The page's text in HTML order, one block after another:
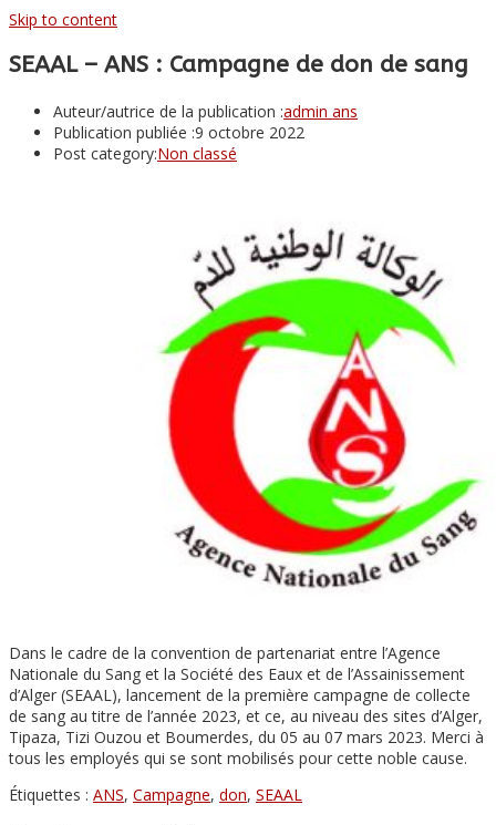
Skip to content
SEAAL – ANS : Campagne de don de sang
Auteur/autrice de la publication :admin ans
Publication publiée :9 octobre 2022
Post category:Non classé
Dans le cadre de la convention de partenariat entre l’Agence
Nationale du Sang et la Société des Eaux et de l’Assainissement
d’Alger (SEAAL), lancement de la première campagne de collecte
de sang au titre de l’année 2023, et ce, au niveau des sites d’Alger,
Tipaza, Tizi Ouzou et Boumerdes, du 05 au 07 mars 2023. Merci à
tous les employés qui se sont mobilisés pour cette noble cause.
Étiquettes : ANS, Campagne, don, SEAAL